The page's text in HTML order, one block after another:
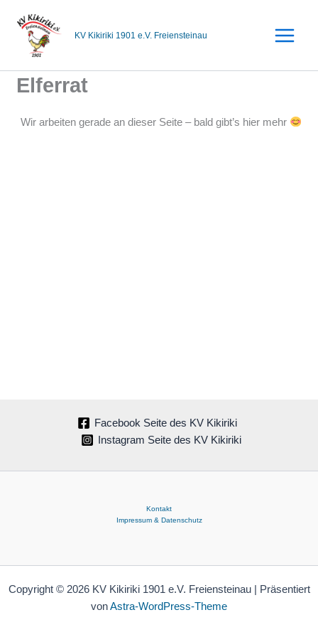
Inhalt
springen
KV Kikiriki 1901 e.V. Freiensteinau
Elferrat
Wir arbeiten gerade an dieser Seite – bald gibt’s hier mehr
Facebook Seite des KV Kikiriki
Instagram Seite des KV Kikiriki
Kontakt
Impressum & Datenschutz
Copyright © 2026 KV Kikiriki 1901 e.V. Freiensteinau | Präsentiert
vonAstra-WordPress-Theme